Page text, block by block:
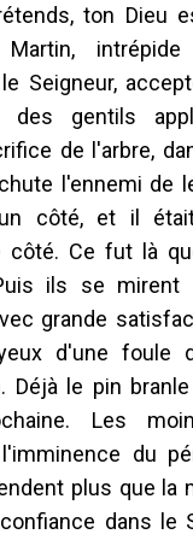
ton Dieu
Martin,
Seigneur,
des gentils
de l'arbre,
l'ennemi de
côté, et il
côté. Ce fut là
ils se mirent
grande
d'une foule
Déjà le pin
Les
du
plus que la
dans le